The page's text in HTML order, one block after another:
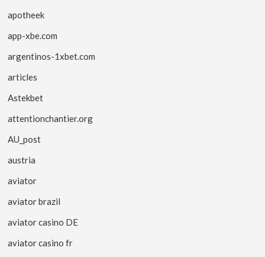
apotheek
app-xbe.com
argentinos-1xbet.com
articles
Astekbet
attentionchantier.org
AU_post
austria
aviator
aviator brazil
aviator casino DE
aviator casino fr